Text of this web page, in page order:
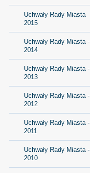
Uchwały Rady Miasta -
2015
Uchwały Rady Miasta -
2014
Uchwały Rady Miasta -
2013
Uchwały Rady Miasta -
2012
Uchwały Rady Miasta -
2011
Uchwały Rady Miasta -
2010